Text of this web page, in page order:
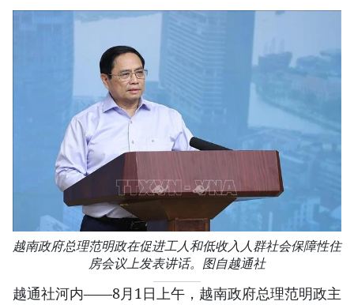
越南政府总理范明政在促进工人和低收入人群社会保障性住
房会议上发表讲话。图自越通社
越通社河内——8月1日上午，越南政府总理范明政主